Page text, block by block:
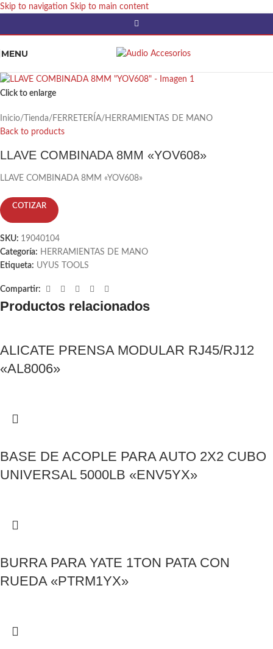
Skip to navigation Skip to main content
MENU
Click to enlarge
Inicio/ Tienda/ FERRETERÍA/ HERRAMIENTAS DE MANO
Back to products
LLAVE COMBINADA 8MM «YOV608»
LLAVE COMBINADA 8MM «YOV608»
COTIZAR
SKU: 19040104
Categoría: HERRAMIENTAS DE MANO
Etiqueta: UYUS TOOLS
Compartir:
Productos relacionados
ALICATE PRENSA MODULAR RJ45/RJ12
«AL8006»
BASE DE ACOPLE PARA AUTO 2X2 CUBO
UNIVERSAL 5000LB «ENV5YX»
BURRA PARA YATE 1TON PATA CON
RUEDA «PTRM1YX»